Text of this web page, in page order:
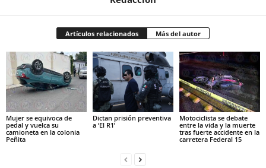
Artículos relacionados Más del autor
Mujer se equivoca de
pedal y vuelca su
camioneta en la colonia
Peñita
Dictan prisión preventiva
a ‘El R1’
Motociclista se debate
entre la vida y la muerte
tras fuerte accidente en la
carretera Federal 15